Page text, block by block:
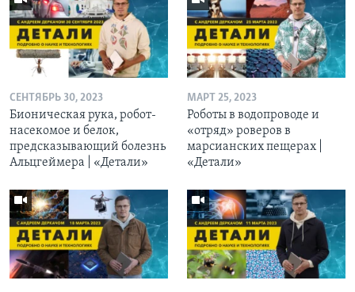
СЕНТЯБРЬ 30, 2023
Бионическая рука, робот-
насекомое и белок,
предсказывающий болезнь
Альцгеймера | «Детали»
МАРТ 25, 2023
Роботы в водопроводе и
«отряд» роверов в
марсианских пещерах |
«Детали»